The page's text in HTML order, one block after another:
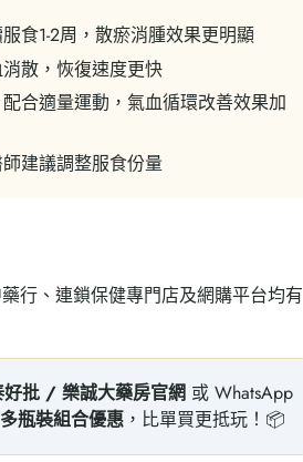
食1-2周，散瘀消腫效果更明顯
散，恢復速度更快
合適量運動，氣血循環改善效果加
建議調整服食份量
行、連鎖保健專門店及網購平台均有
好批 / 樂誠大藥房官網或 WhatsApp
多瓶裝組合優惠，比單買更抵玩！📦